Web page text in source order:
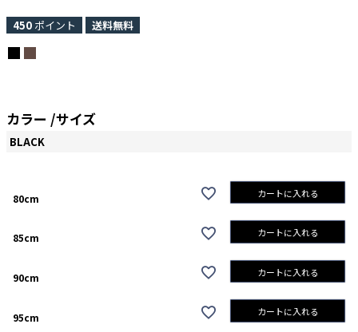
450 ポイント 送料無料
カラー サイズ
BLACK
80cm カートに入れる
85cm カートに入れる
90cm カートに入れる
95cm カートに入れる